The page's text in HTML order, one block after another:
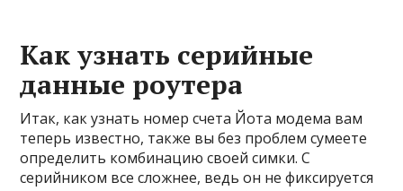
Как узнать серийные
данные роутера
Итак, как узнать номер счета Йота модема вам
теперь известно, также вы без проблем сумеете
определить комбинацию своей симки. С
серийником все сложнее, ведь он не фиксируется